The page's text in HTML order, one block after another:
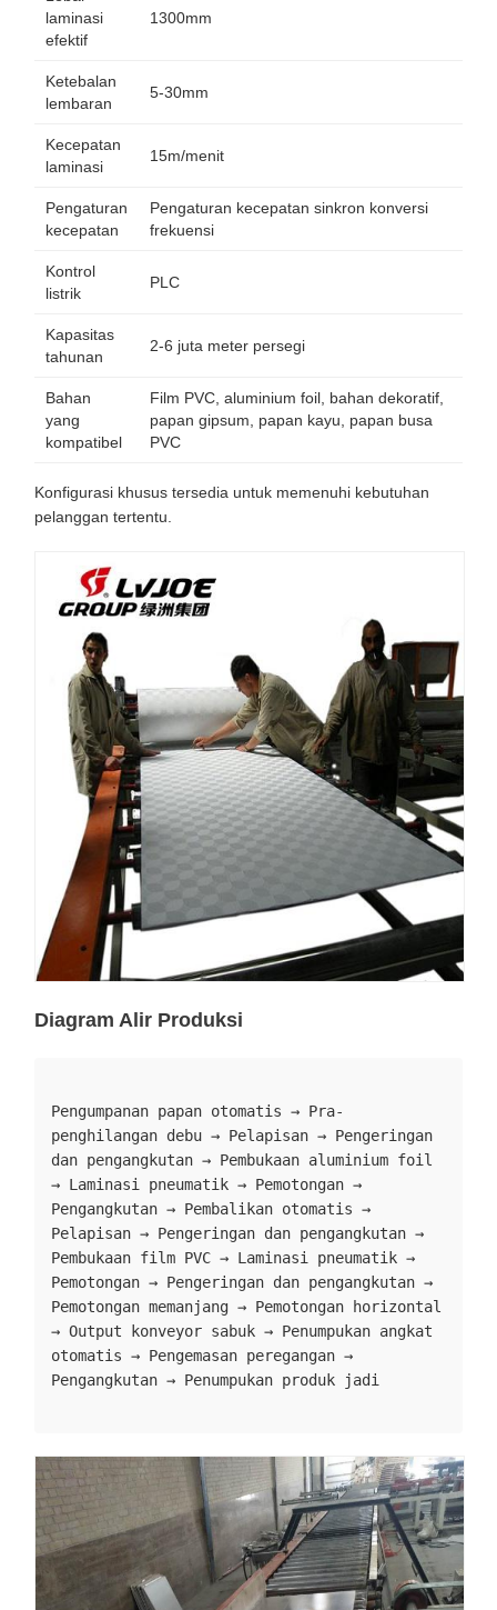
laminasi
efektif
1300mm
Ketebalan
lembaran
5-30mm
Kecepatan
laminasi
15m/menit
Pengaturan
kecepatan
Pengaturan kecepatan sinkron konversi
frekuensi
Kontrol
listrik
PLC
Kapasitas
tahunan
2-6 juta meter persegi
Bahan
yang
kompatibel
Film PVC, aluminium foil, bahan dekoratif,
papan gipsum, papan kayu, papan busa
PVC
Konfigurasi khusus tersedia untuk memenuhi kebutuhan
pelanggan tertentu.
Diagram Alir Produksi
Pengumpanan papan otomatis → Pra-
penghilangan debu → Pelapisan → Pengeringan
dan pengangkutan → Pembukaan aluminium foil
→ Laminasi pneumatik → Pemotongan →
Pengangkutan → Pembalikan otomatis →
Pelapisan → Pengeringan dan pengangkutan →
Pembukaan film PVC → Laminasi pneumatik →
Pemotongan → Pengeringan dan pengangkutan →
Pemotongan memanjang → Pemotongan horizontal
→ Output konveyor sabuk → Penumpukan angkat
otomatis → Pengemasan peregangan →
Pengangkutan → Penumpukan produk jadi